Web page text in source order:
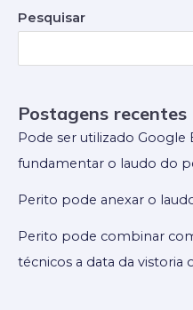
Pesquisar
Postagens recentes
Pode ser utilizado Google
fundamentar o laudo do
Perito pode anexar o
Perito pode combinar
técnicos a data da vistoria